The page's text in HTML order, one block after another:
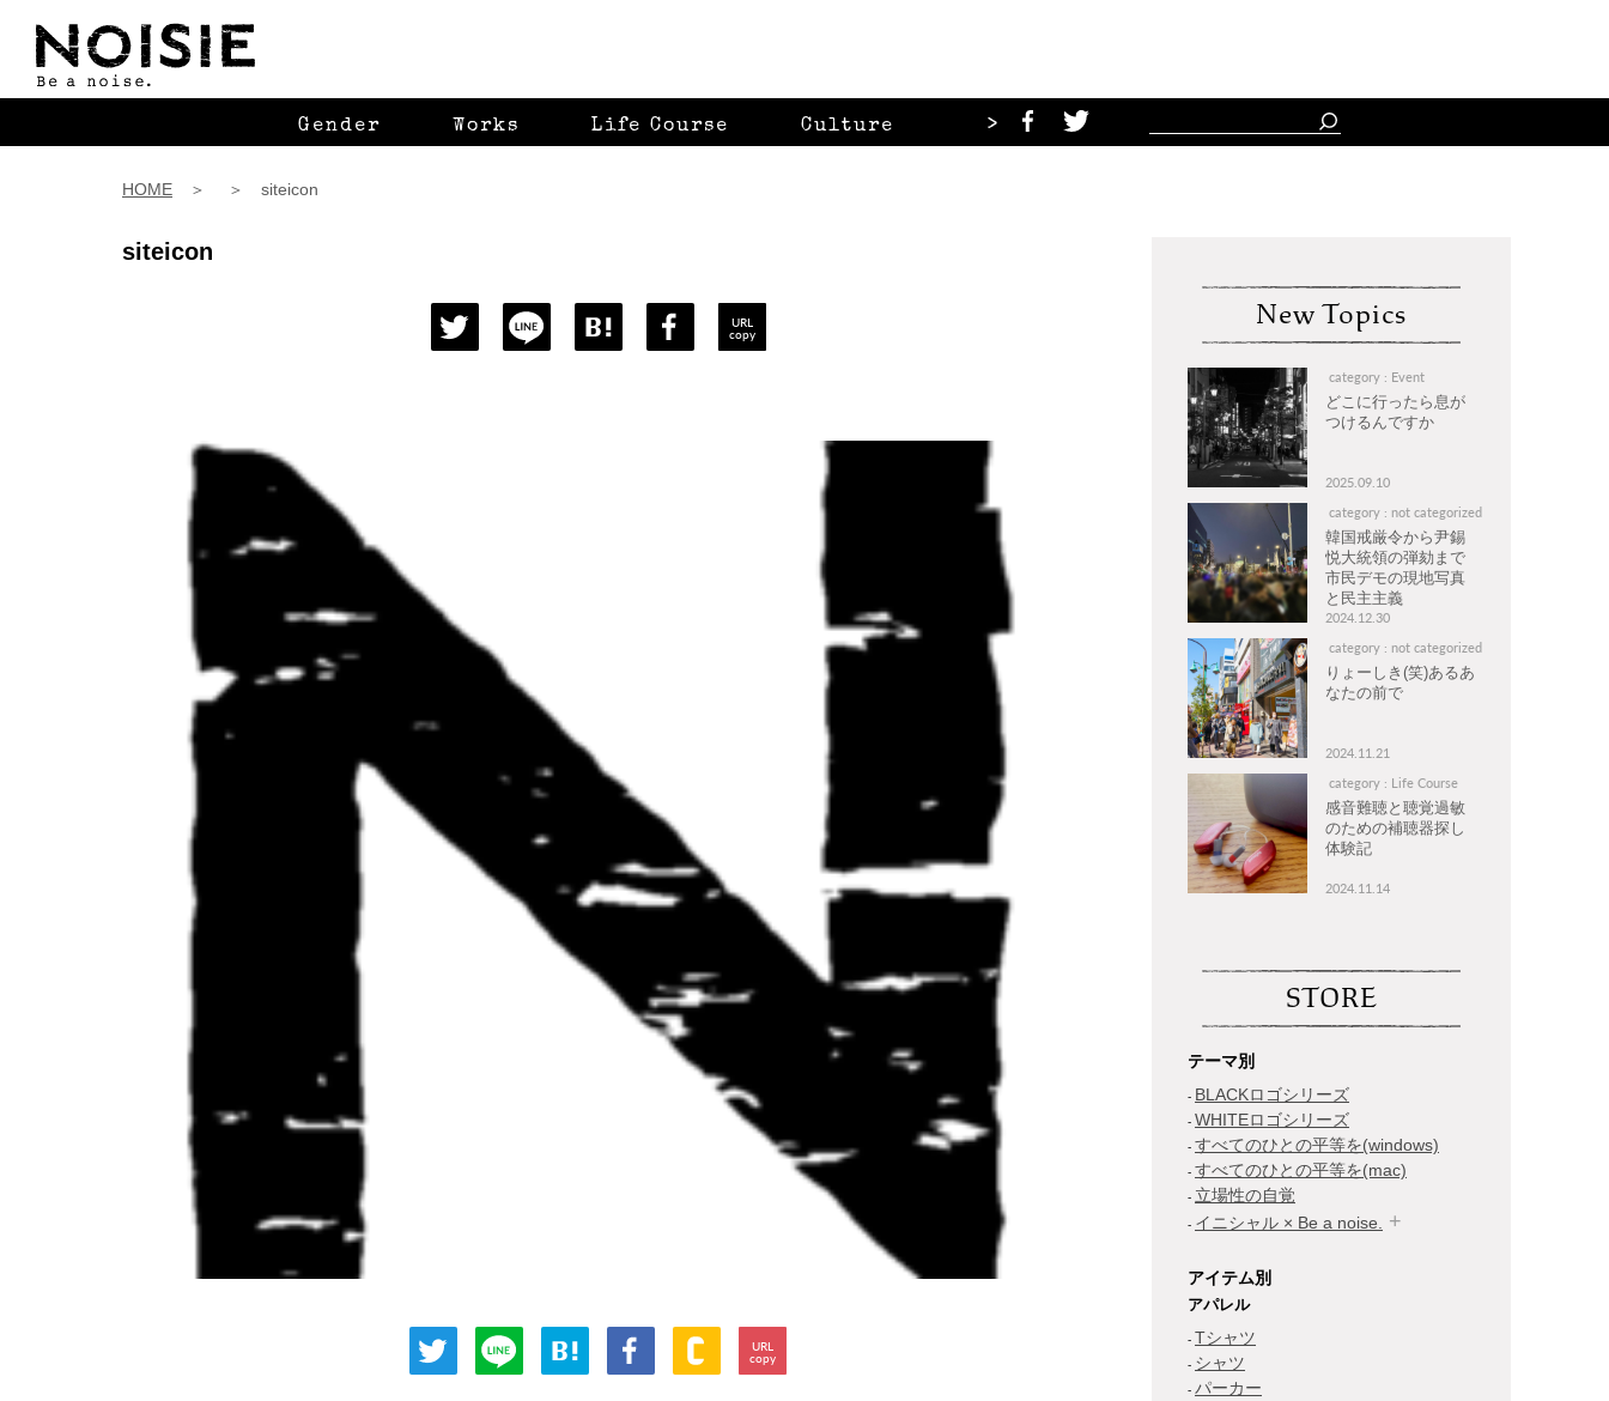
Gender Works Life Course Culture Looks
>
HOME ＞ ＞ siteicon
siteicon
URL
copy
URL
copy
New Topics
category : Event
どこに行ったら息が
つけるんですか
2025.09.10
category : not categorized
韓国戒厳令から尹錫
悦大統領の弾劾まで
市民デモの現地写真
と民主主義
2024.12.30
category : not categorized
りょーしき(笑)あるあ
なたの前で
2024.11.21
category : Life Course
感音難聴と聴覚過敏
のための補聴器探し
体験記
2024.11.14
STORE
テーマ別
BLACKロゴシリーズ
WHITEロゴシリーズ
すべてのひとの平等を(windows)
すべてのひとの平等を(mac)
立場性の自覚
イニシャル × Be a noise.
アイテム別
アパレル
Tシャツ
シャツ
パーカー